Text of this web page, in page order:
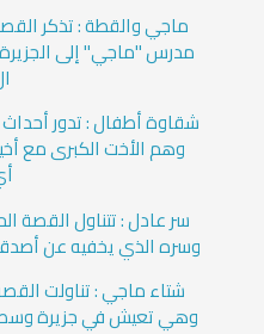
ماجي والقطة : تذكر
مدرس "ماجي" إلى
شقاوة أطفال : تدور أحداث
وهم الأخت الكبرى مع
سر عادل : تتناول القصة
وسره الذي يخفيه عن
شتاء ماجي : تناولت
وهي تعيش في جزيرة